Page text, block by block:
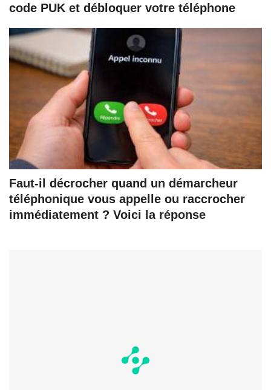
code PUK et débloquer votre téléphone
Faut-il décrocher quand un démarcheur
téléphonique vous appelle ou raccrocher
immédiatement ? Voici la réponse